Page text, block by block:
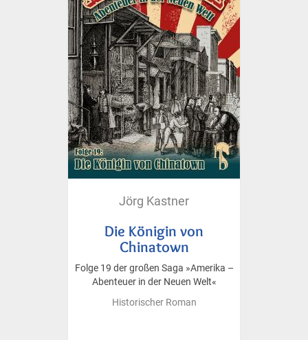
Jörg Kastner
Die Königin von
Chinatown
Folge 19 der großen Saga »Amerika –
Abenteuer in der Neuen Welt«
Historischer Roman